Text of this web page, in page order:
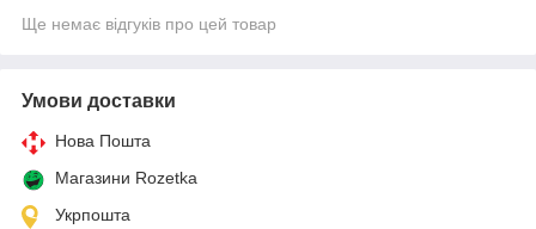
Ще немає відгуків про цей товар
Умови доставки
Нова Пошта
Магазини Rozetka
Укрпошта